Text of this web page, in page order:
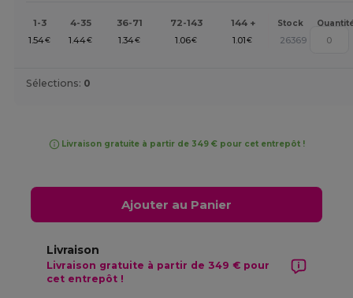
1-3 4-35 36-71 72-143 144 + Stock
1.54€ 1.44€ 1.34€ 1.06€ 1.01 € 26369
Sélections: 0
Livraison gratuite à partir de 349 € pour cet entrepôt !
Ajouter au Panier
Livraison
Livraison gratuite à partir de 349 € pour
cet entrepôt !